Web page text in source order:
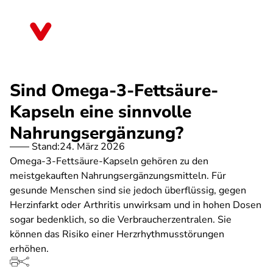
Sind Omega-3-Fettsäure-
Kapseln eine sinnvolle
Nahrungsergänzung?
Stand:24. März 2026
Omega-3-Fettsäure-Kapseln gehören zu den
meistgekauften Nahrungsergänzungsmitteln. Für
gesunde Menschen sind sie jedoch überflüssig, gegen
Herzinfarkt oder Arthritis unwirksam und in hohen Dosen
sogar bedenklich, so die Verbraucherzentralen. Sie
können das Risiko einer Herzrhythmusstörungen
erhöhen.